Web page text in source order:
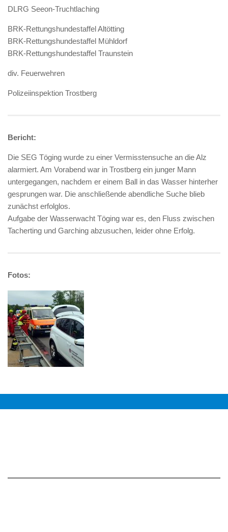
DLRG Seeon-Truchtlaching
BRK-Rettungshundestaffel Altötting
BRK-Rettungshundestaffel Mühldorf
BRK-Rettungshundestaffel Traunstein
div. Feuerwehren
Polizeiinspektion Trostberg
Bericht:
Die SEG Töging wurde zu einer Vermisstensuche an die Alz
alarmiert. Am Vorabend war in Trostberg ein junger Mann
untergegangen, nachdem er einem Ball in das Wasser hinterher
gesprungen war. Die anschließende abendliche Suche blieb
zunächst erfolglos.
Aufgabe der Wasserwacht Töging war es, den Fluss zwischen
Tacherting und Garching abzusuchen, leider ohne Erfolg.
Fotos: